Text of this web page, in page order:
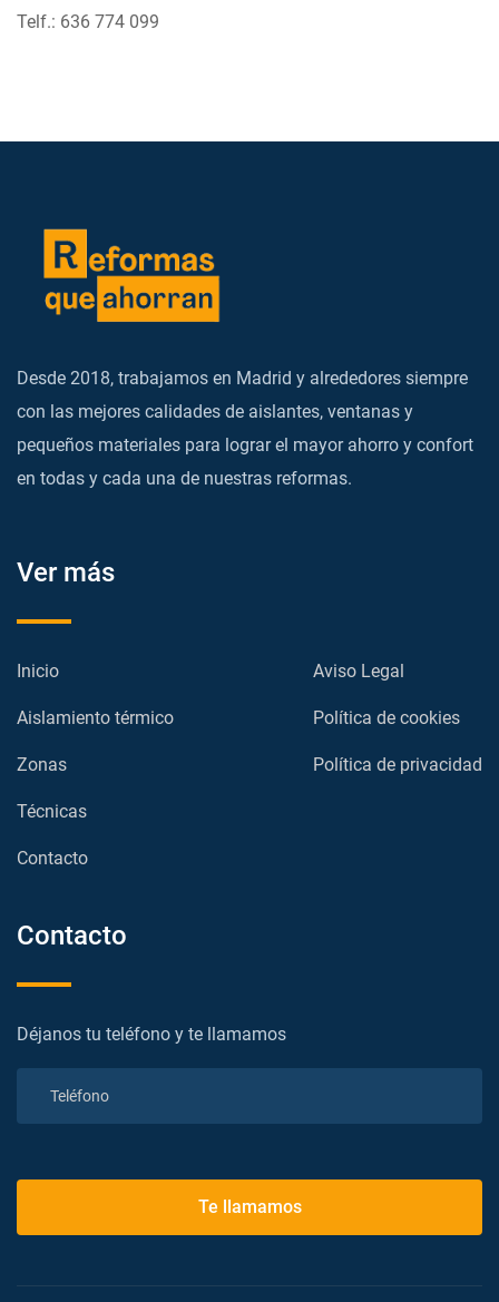
Telf.: 636 774 099
Desde 2018, trabajamos en Madrid y alrededores siempre
con las mejores calidades de aislantes, ventanas y
pequeños materiales para lograr el mayor ahorro y confort
en todas y cada una de nuestras reformas.
Ver más
Inicio
Aislamiento térmico
Zonas
Técnicas
Contacto
Aviso Legal
Política de cookies
Política de privacidad
Contacto
Déjanos tu teléfono y te llamamos